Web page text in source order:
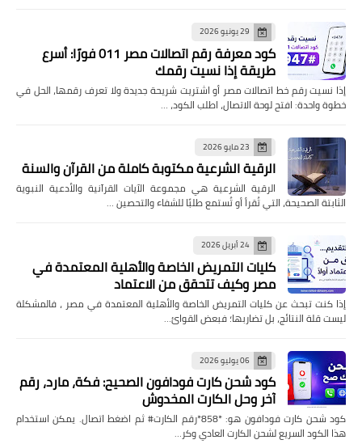
29 يونيو 2026
كود معرفة رقم اتصالات مصر 011 فورًا: أسرع
طريقة إذا نسيت رقمك
إذا نسيت رقم خط اتصالات مصر أو اشتريت شريحة جديدة ولا تعرف رقمها، الحل في
خطوة واحدة: افتح لوحة الاتصال، اطلب الكود، …
23 مايو 2026
الرقية الشرعية مكتوبة كاملة من القرآن والسنة
الرقية الشرعية هي مجموعة الآيات القرآنية والأدعية النبوية
الثابتة الصحيحة، التي تُقرأ أو تُستمع طلبًا للشفاء والتحصين …
24 أبريل 2026
كليات التمريض الخاصة والأهلية المعتمدة في
مصر وكيف تتحقق من الاعتماد
إذا كنت تبحث عن كليات التمريض الخاصة والأهلية المعتمدة في مصر ، فالمشكلة
ليست قلة النتائج، بل تضاربها؛ فبعض القوائ…
06 يوليو 2026
كود شحن كارت فودافون الصحيح: فكة، مارد، رقم
آخر وحل الكارت المخدوش
كود شحن كارت فودافون هو: *858*رقم الكارت# ثم اضغط اتصال. يمكن استخدام
هذا الكود السريع لشحن الكارت العادي وكر…